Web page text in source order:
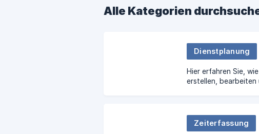
Alle Kategorien
Dienstplanung
Hier erfahren Sie,
erstellen, bearbeiten
Zeiterfassung